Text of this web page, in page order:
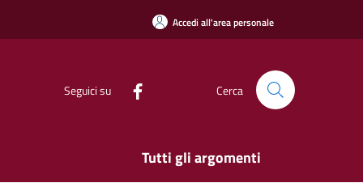
Accedi all'area personale
Seguici su Cerca
Tutti gli argomenti